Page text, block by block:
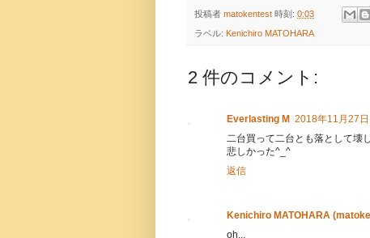
投稿者 matokentest 時刻: 0:03
ラベル: Kenichiro MATOHARA
2 件のコメント:
Everlasting M 2018年11月27
二台買って二台とも落として壊
悲しかった^_^
返信
Kenichiro MATOHARA
oh...